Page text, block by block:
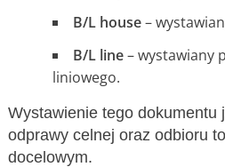
B/L house–
B/L line– wystawiany
liniowego.
Wystawienie tego dokumentu
odprawy celnej oraz odbioru
docelowym.